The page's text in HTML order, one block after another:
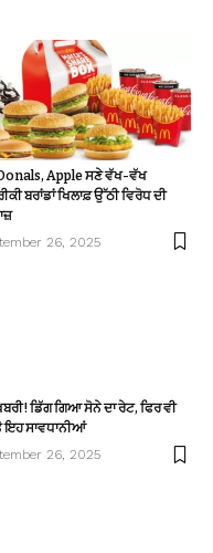
Apple ਸਣੇ ਵੱਖ-ਵੱਖ
ਬਰਾਂਡਾਂ ਖਿਲਾਫ਼ ਉੱਠੀ ਵਿਰੋਧ ਦੀ
26, 2025
ਡਿੱਗ ਗਿਆ ਸੋਨੇ ਦਾ ਰੇਟ, ਫਿਰ ਵੀ
ਇਹ ਸਾਵਧਾਨੀਆਂ
26, 2025